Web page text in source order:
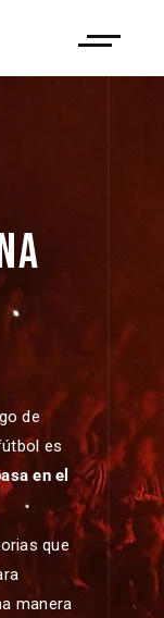
de
es
en el
que
manera